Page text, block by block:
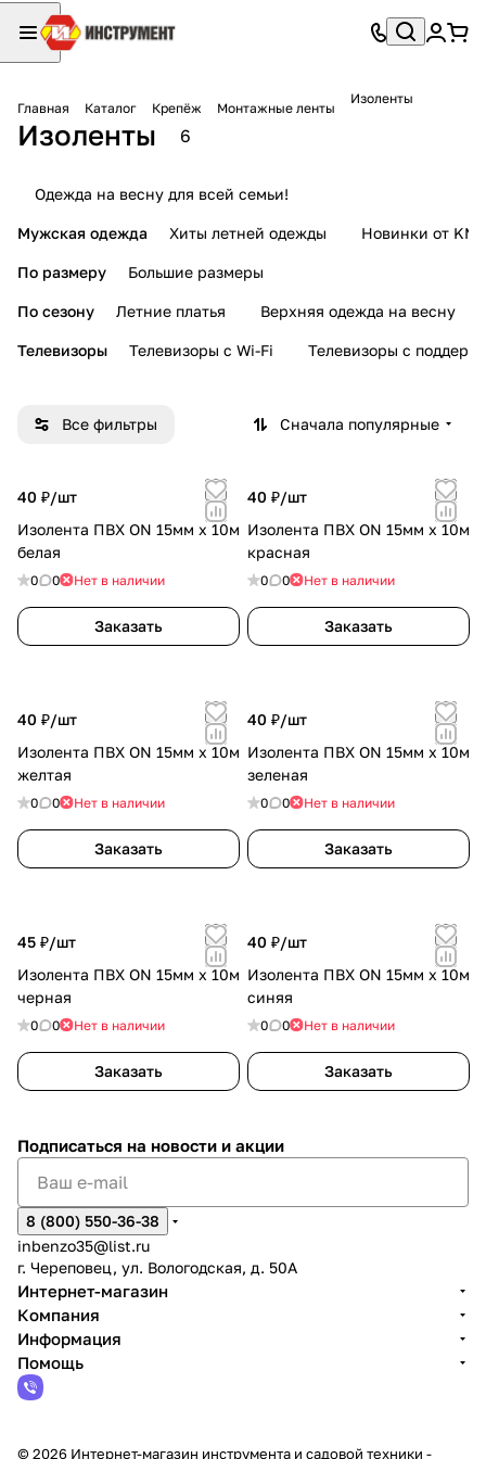
Главная Каталог Крепёж Монтажные ленты
Изоленты
Изоленты 6
Одежда на весну для всей семьи!
Мужская одежда Хиты летней одежды Новинки от KMI
По размеру Большие размеры
По сезону Летние платья Верхняя одежда на весну
Телевизоры Телевизоры с Wi-Fi Телевизоры с
Все фильтры Сначала популярные
40 ₽/шт
Изолента ПВХ ON 15мм х 10м
белая
0 0 Нет в наличии
Заказать
40 ₽/шт
Изолента ПВХ ON 15мм х 10м
красная
0 0 Нет в наличии
Заказать
40 ₽/шт
Изолента ПВХ ON 15мм х 10м
желтая
0 0 Нет в наличии
Заказать
40 ₽/шт
Изолента ПВХ ON 15мм х 10м
зеленая
0 0 Нет в наличии
Заказать
45 ₽/шт
Изолента ПВХ ON 15мм х 10м
черная
0 0 Нет в наличии
Заказать
40 ₽/шт
Изолента ПВХ ON 15мм х 10м
синяя
0 0 Нет в наличии
Заказать
Подписаться на новости и акции
8 (800) 550-36-38
inbenzo35@list.ru
г. Череповец, ул. Вологодская, д. 50А
Интернет-магазин
Компания
Информация
Помощь
© 2026 Интернет-магазин инструмента и садовой техники -